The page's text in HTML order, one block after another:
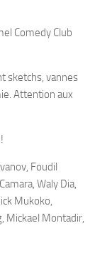
Comedy Club
sketchs, vannes
Attention aux
Foudil
Waly Dia,
Mukoko,
Mickael Montadir,